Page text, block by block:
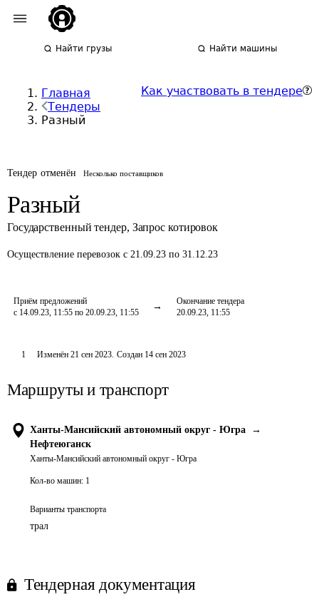
Найти грузы Найти машины
Главная
Тендеры
Разный
Как участвовать в тендере
Тендер отменён Несколько поставщиков
Разный
Государственный тендер, Запрос котировок
Осуществление перевозок с 21.09.23 по 31.12.23
Приём предложений
с 14.09.23, 11:55 по 20.09.23, 11:55
Окончание тендера
20.09.23, 11:55
1 Изменён 21 сен 2023. Создан 14 сен 2023
Маршруты и транспорт
Ханты-Мансийский автономный округ - Югра
→
Нефтеюганск
Ханты-Мансийский автономный округ - Югра
Кол-во машин: 1
Варианты транспорта
трал
Тендерная документация